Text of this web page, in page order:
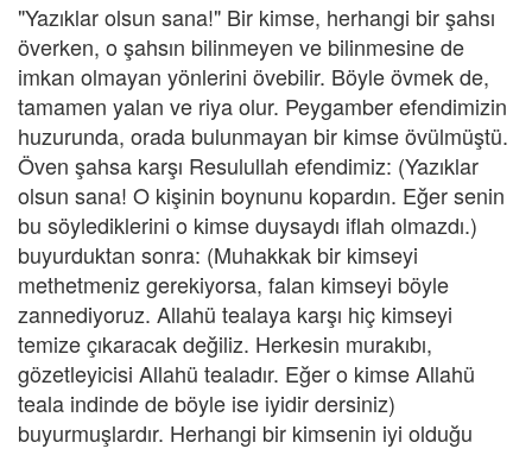
"Yazıklar olsun sana!" Bir kimse, herhangi bir şahsı
överken, o şahsın bilinmeyen ve bilinmesine de
imkan olmayan yönlerini övebilir. Böyle övmek de,
tamamen yalan ve riya olur. Peygamber efendimizin
huzurunda, orada bulunmayan bir kimse övülmüştü.
Öven şahsa karşı Resulullah efendimiz: (Yazıklar
olsun sana! O kişinin boynunu kopardın. Eğer senin
bu söylediklerini o kimse duysaydı iflah olmazdı.)
buyurduktan sonra: (Muhakkak bir kimseyi
methetmeniz gerekiyorsa, falan kimseyi böyle
zannediyoruz. Allahü tealaya karşı hiç kimseyi
temize çıkaracak değiliz. Herkesin murakıbı,
gözetleyicisi Allahü tealadır. Eğer o kimse Allahü
teala indinde de böyle ise iyidir dersiniz)
buyurmuşlardır. Herhangi bir kimsenin iyi olduğu